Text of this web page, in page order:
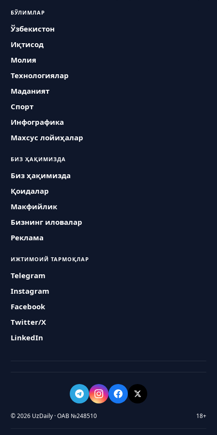
БЎЛИМЛАР
Ўзбекистон
Иқтисод
Молия
Технологиялар
Маданият
Спорт
Инфографика
Махсус лойиҳалар
БИЗ ҲАҚИМИЗДА
Биз ҳақимизда
Қоидалар
Макфийлик
Бизнинг иловалар
Реклама
ИЖТИМОИЙ ТАРМОҚЛАР
Telegram
Instagram
Facebook
Twitter/X
LinkedIn
© 2026 UzDaily · ОАВ №248510 18+